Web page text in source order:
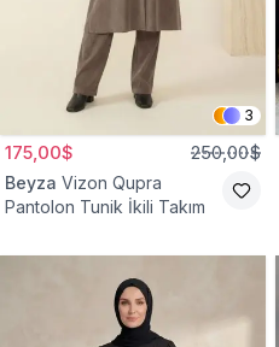
3
175,00$ 250,00$
Beyza Vizon Qupra
Pantolon Tunik İkili Takım